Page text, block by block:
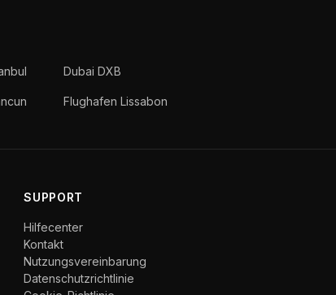
Dubai DXB
Flughafen Lissabon
SUPPORT
Hilfecenter
Kontakt
Nutzungsvereinbarung
Datenschutzrichtlinie